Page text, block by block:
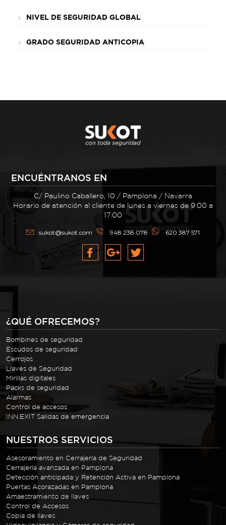
NIVEL DE SEGURIDAD GLOBAL
GRADO SEGURIDAD ANTICOPIA
ENCUÉNTRANOS EN
C/ Paulino Caballero, 10 / Pamplona / Navarra
Horario de atención al cliente de lunes a viernes de 9:00 a
17:00
sukot@sukot.com 948 238 078 620 387 571
¿QUÉ OFRECEMOS?
Bombines de seguridad
Escudos de seguridad
Cerrojos
Llaves de Seguridad
Mirillas digitales
Packs de seguridad
Alarmas
Control de accesos
INN.EXIT Salidas de emergencia
NUESTROS SERVICIOS
Asesoramiento en Cerrajería de Seguridad
Cerrajería avanzada en Pamplona
Detección anticipada y Retención Activa en Pamplona
Puertas Acorazadas en Pamplona
Amaestramiento de llaves
Control de Accesos
Copia de llaves